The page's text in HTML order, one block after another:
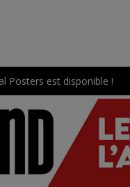
Posters est disponible !